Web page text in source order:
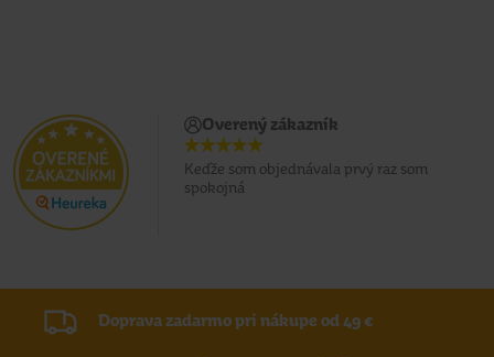
Overený zákazník
Keďže som objednávala prvý raz som
spokojná
Doprava zadarmo pri nákupe od 49 €